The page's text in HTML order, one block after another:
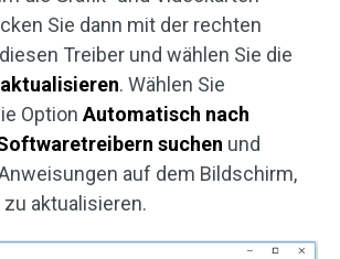
Sie dann mit der rechten
Treiber und wählen Sie die
. Wählen Sie
OptionAutomatisch nach
suchen und
auf dem Bildschirm,
aktualisieren.